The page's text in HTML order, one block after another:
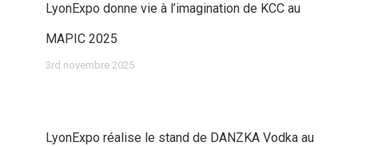
LyonExpo donne vie à l’imagination de KCC au
MAPIC 2025
3rd novembre 2025
LyonExpo réalise le stand de DANZKA Vodka au